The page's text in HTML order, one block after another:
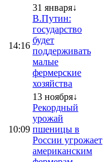
14:16
31 января↓
В.Путин:
государство
будет
поддерживать
малые
фермерские
хозяйства
10:09
13 ноября↓
Рекордный
урожай
пшеницы в
России угрожает
американским